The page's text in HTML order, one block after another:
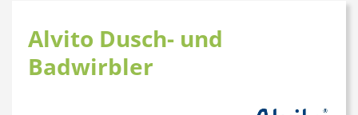
Alvito Dusch- und
Badwirbler